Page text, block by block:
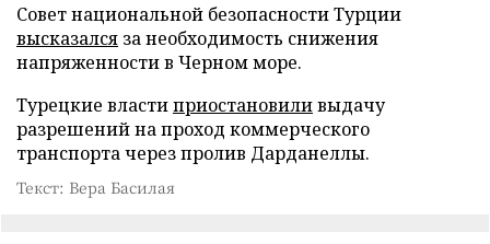
Совет национальной безопасности Турции
высказался за необходимость снижения
напряженности в Черном море.
Турецкие властиприостановиливыдачу
разрешений на проход коммерческого
транспорта через пролив Дарданеллы.
Текст: Вера Басилая